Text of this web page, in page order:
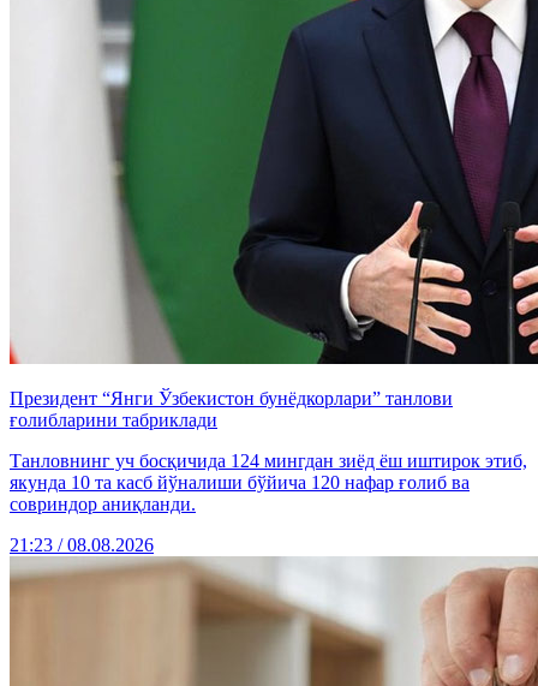
Президент “Янги Ўзбекистон бунёдкорлари” танлови
ғолибларини табриклади
Танловнинг уч босқичида 124 мингдан зиёд ёш иштирок этиб,
якунда 10 та касб йўналиши бўйича 120 нафар ғолиб ва
совриндор аниқланди.
21:23 / 08.08.2026